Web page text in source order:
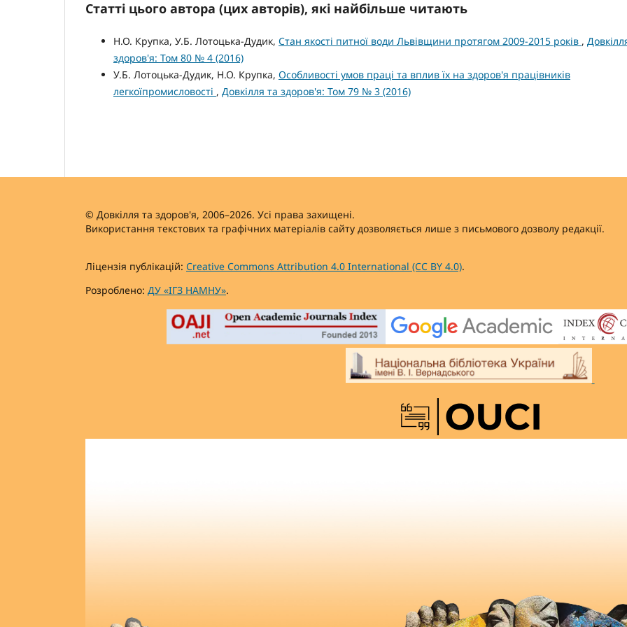
Статті цього автора (цих авторів), які найбільше читають
Н.О. Крупка, У.Б. Лотоцька-Дудик, Стан якості питної води Львівщини протягом 2009-2015 років ,
здоров'я: Том 80 № 4 (2016)
У.Б. Лотоцька-Дудик, Н.О. Крупка, Особливості умов праці та вплив їх на здоров'я працівників
легкоїпромисловості , Довкілля та здоров'я: Том 79 № 3 (2016)
© Довкілля та здоров'я, 2006–2026. Усі права захищені.
Використання текстових та графічних матеріалів сайту дозволяється лише з письмового дозволу редакції.
Ліцензія публікацій: Creative Commons Attribution 4.0 International (CC BY 4.0).
Розроблено: ДУ «ІГЗ НАМНУ».